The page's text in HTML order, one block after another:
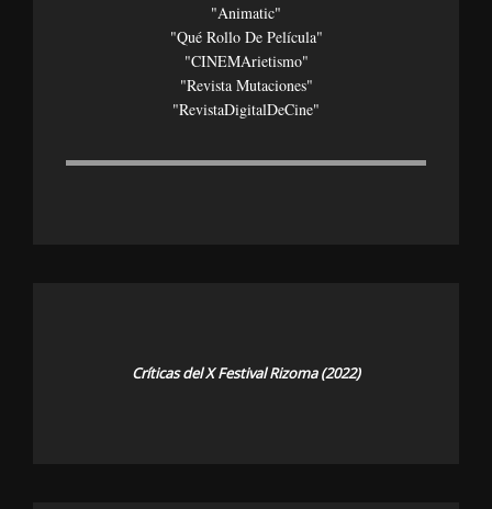
"Animatic"
"Qué Rollo De Película"
"CINEMArietismo"
"Revista Mutaciones"
"revistaDigitalDeCine"
Críticas del X Festival Rizoma (2022)